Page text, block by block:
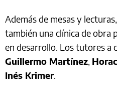
Además de mesas y
también una clínica de obra
en desarrollo. Los tutores a
Guillermo Martínez,
Inés Krimer.